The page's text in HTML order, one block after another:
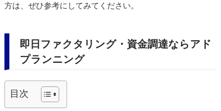
方は、ぜひ参考にしてみてください。
即日ファクタリング・資金調達ならアド
プランニング
目次